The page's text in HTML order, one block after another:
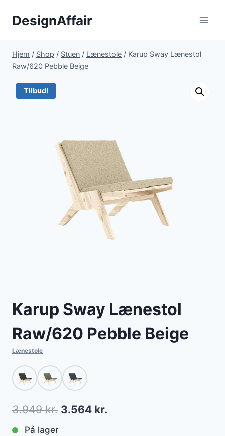
DesignAffair
Hjem / Shop / Stuen / Lænestole / Karup Sway Lænestol
Raw/620 Pebble Beige
Tilbud!
Karup Sway Lænestol
Raw/620 Pebble Beige
Lænestole
3.949kr. Den
3.564 kr.
På lager